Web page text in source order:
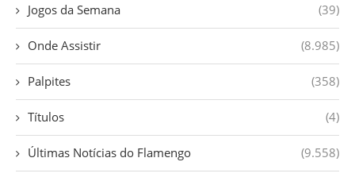
Jogos da Semana (39)
Onde Assistir (8.985)
Palpites (358)
Títulos (4)
Últimas Notícias do Flamengo (9.558)